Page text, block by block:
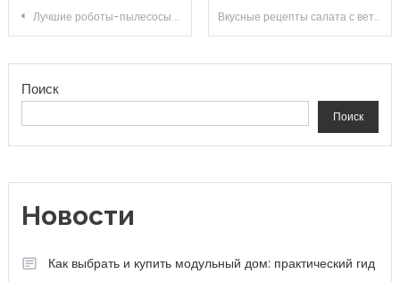
Навигация по записям
Лучшие роботы-пылесосы 11 11 обзор новинок и сравнение моделей Вкусные рецепты салата с ветчиной для вашего меню
Поиск
Поиск
Новости
Как выбрать и купить модульный дом: практический гид